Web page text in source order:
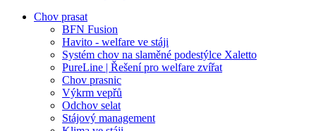
Chov prasat
BFN Fusion
Havito - welfare ve stáji
Systém chov na slaměné podestýlce Xaletto
PureLine | Řešení pro welfare zvířat
Chov prasnic
Výkrm vepřů
Odchov selat
Stájový management